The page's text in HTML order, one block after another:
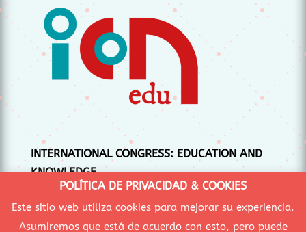
INTERNATIONAL CONGRESS: EDUCATION AND
KNOWLEDGE
CONGRESO INTERNACIONAL: EDUCACIÓN Y
CONOCIMIENTO
CONGRÉS INTERNACIONAL: EDUCACIÓ I
POLÍTICA DE PRIVACIDAD & COOKIES
Este sitio web utiliza cookies para mejorar su experiencia.
Asumiremos que está de acuerdo con esto, pero puede